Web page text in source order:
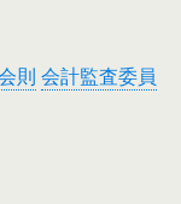
則 会計監査委員